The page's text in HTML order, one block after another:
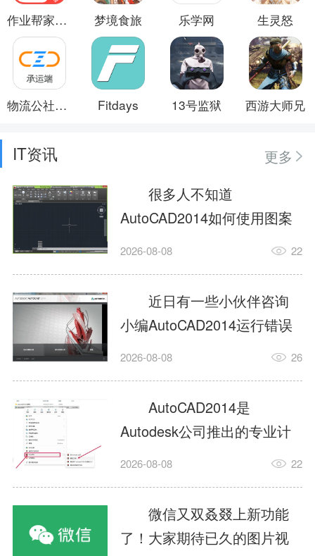
作业帮家长版 梦境食旅 乐学网 生灵怒
物流公社承运商 Fitdays 13号监狱 西游大师兄
IT资讯
更多
很多人不知道
AutoCAD2014如何使用图案
填充?今日为你们带来的文章
用图案填充的内容，还有不
清楚小伙伴和小编一起去学
习一下吧。1.打开
AutoCAD2014这款软件，进
入AutoCAD2014的操作界
面，如图所示：2.在该界面内
找到矩形选项，如图所示：3.
点击矩...
2026-08-08 22
近日有一些小伙伴咨询
小编AutoCAD2014运行错误
怎么办?下面就为大家带来了
办的解决方法，有需要的小
伙伴可以来了解了解哦。1.打
开控制面板，选择
AutodeskAutoCAD2014。2.
等AutodeskAutoCAD2014的
安装程序加载完毕。3.选择添
加/...
2026-08-08 26
AutoCAD2014是
Autodesk公司推出的专业计
算机辅助设计（CAD）软
子、建筑、服装等多个工程
与设计领域。作为行业标准
工具之一，它提供了强大的
2026-08-08 22
微信又双叒叕上新功能
了！大家期待已久的图片视